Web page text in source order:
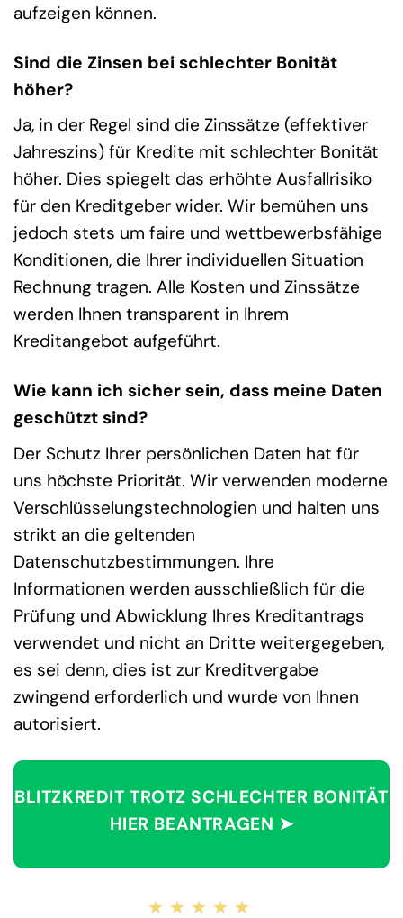
aufzeigen können.
Sind die Zinsen bei schlechter Bonität
höher?
Ja, in der Regel sind die Zinssätze (effektiver
Jahreszins) für Kredite mit schlechter Bonität
höher. Dies spiegelt das erhöhte Ausfallrisiko
für den Kreditgeber wider. Wir bemühen uns
jedoch stets um faire und wettbewerbsfähige
Konditionen, die Ihrer individuellen Situation
Rechnung tragen. Alle Kosten und Zinssätze
werden Ihnen transparent in Ihrem
Kreditangebot aufgeführt.
Wie kann ich sicher sein, dass meine Daten
geschützt sind?
Der Schutz Ihrer persönlichen Daten hat für
uns höchste Priorität. Wir verwenden moderne
Verschlüsselungstechnologien und halten uns
strikt an die geltenden
Datenschutzbestimmungen. Ihre
Informationen werden ausschließlich für die
Prüfung und Abwicklung Ihres Kreditantrags
verwendet und nicht an Dritte weitergegeben,
es sei denn, dies ist zur Kreditvergabe
zwingend erforderlich und wurde von Ihnen
autorisiert.
BLITZKREDIT TROTZ SCHLECHTER BONITÄT
HIER BEANTRAGEN ➤
★★★★★
★★★★★